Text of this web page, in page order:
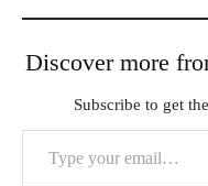
Discover more
Subscribe to get
Type your email…